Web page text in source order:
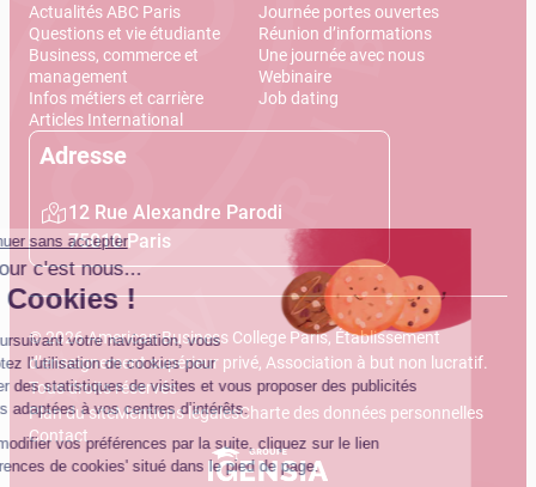
Actualités ABC Paris
Questions et vie étudiante
Business, commerce et
management
Infos métiers et carrière
Articles International
Journée portes ouvertes
Réunion d’informations
Une journée avec nous
Webinaire
Job dating
Adresse
12 Rue Alexandre Parodi
75010 Paris
© 2026 American Business College Paris, Établissement
d’enseignement supérieur privé, Association à but non lucratif.
Tous droits réservés
Plan du siteMentions légalesCharte des données personnelles
Contact